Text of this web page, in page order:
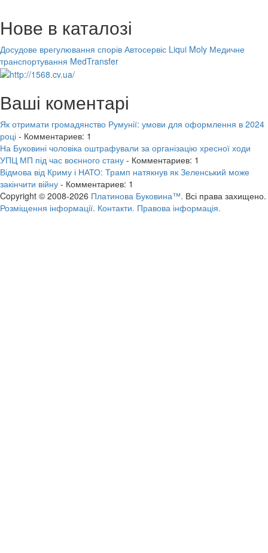
Нове в каталозі
Досудове врегулювання спорів Автосервіс Liqui Moly Медичне
транспортування MedTransfer
Ваші коментарі
Як отримати громадянство Румунії: умови для оформлення в 2024
році - Комментариев: 1
На Буковині чоловіка оштрафували за організацію хресної ходи
УПЦ МП під час воєнного стану - Комментариев: 1
Відмова від Криму і НАТО: Трамп натякнув як Зеленський може
закінчити війну - Комментариев: 1
Copyright © 2008-2026 Платинова Буковина™. Всі права захищено.
Розміщення інформації. Контакти. Правова інформація.